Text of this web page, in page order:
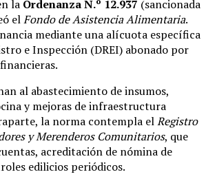
la Ordenanza N.º 12.937 (sancionada
elFondo de Asistencia Alimentaria.
mediante una alícuota específica
e Inspección (DREI) abonado por
al abastecimiento de insumos,
y mejoras de infraestructura
la norma contempla elRegistro
y Merenderos Comunitarios, que
acreditación de nómina de
edilicios periódicos.